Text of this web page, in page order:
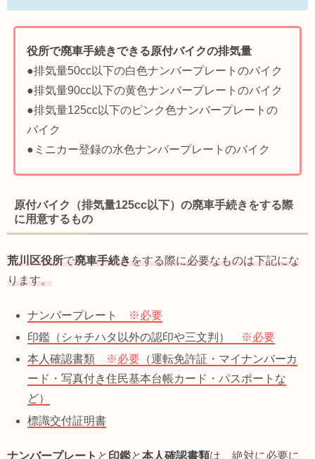
役所で廃車手続きできる原付バイクの排気量
●排気量50cc以下の白色ナンバープレートのバイク
●排気量90cc以下の黄色ナンバープレートのバイク
●排気量125cc以下のピンク色ナンバープレートの
バイク
●ミニカー登録の水色ナンバープレートのバイク
原付バイク（排気量125cc以下）の廃車手続きをする際
に用意するもの
荒川区役所で廃車手続きをする際に必要なものは下記にな
ります。
ナンバープレート
※必要
印鑑（シャチハタ以外の認印や三文判）
※必要
本人確認書類
※必要 （運転免許証・マイナンバーカ
ード・写真付き住民基本台帳カード・パスポートな
ど）
標識交付証明書
ナンバープレート と 印鑑と本人確認書類は、絶対に必要に